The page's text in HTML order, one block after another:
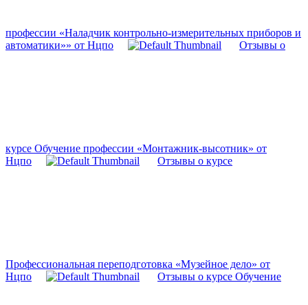
профессии «Наладчик контрольно-измерительных приборов и
автоматики»» от Нцпо
Отзывы о
курсе Обучение профессии «Монтажник-высотник» от
Нцпо
Отзывы о курсе
Профессиональная переподготовка «Музейное дело» от
Нцпо
Отзывы о курсе Обучение